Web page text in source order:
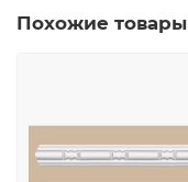
Похожие товары